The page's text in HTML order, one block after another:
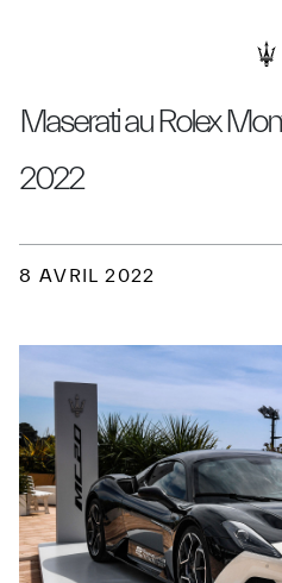
Maserati au Rolex
2022
8 AVRIL 2022